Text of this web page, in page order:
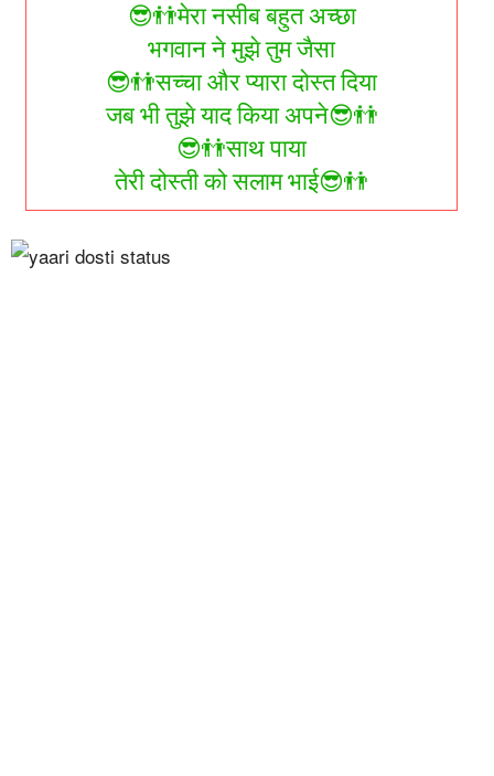
😎👬मेरा नसीब बहुत अच्छा
भगवान ने मुझे तुम जैसा
😎👬सच्चा और प्यारा दोस्त दिया
जब भी तुझे याद किया अपने😎👬
😎👬साथ पाया
तेरी दोस्ती को सलाम भाई😎👬